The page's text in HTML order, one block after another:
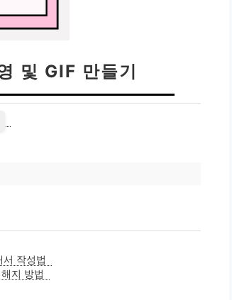
및 GIF 만들기
작성법
지 방법